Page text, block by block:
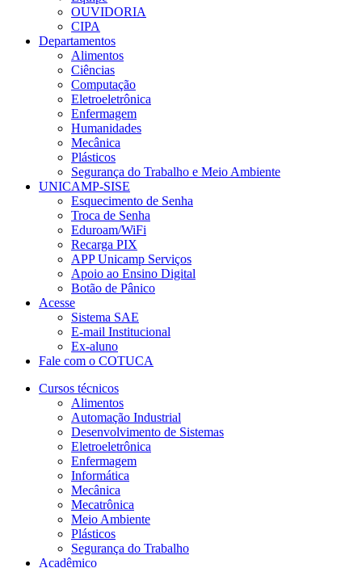
OUVIDORIA
CIPA
Departamentos
Alimentos
Ciências
Computação
Eletroeletrônica
Enfermagem
Humanidades
Mecânica
Plásticos
Segurança do Trabalho e Meio Ambiente
UNICAMP-SISE
Esquecimento de Senha
Troca de Senha
Eduroam/WiFi
Recarga PIX
APP Unicamp Serviços
Apoio ao Ensino Digital
Botão de Pânico
Acesse
Sistema SAE
E-mail Institucional
Ex-aluno
Fale com o COTUCA
Cursos técnicos
Alimentos
Automação Industrial
Desenvolvimento de Sistemas
Eletroeletrônica
Enfermagem
Informática
Mecânica
Mecatrônica
Meio Ambiente
Plásticos
Segurança do Trabalho
Acadêmico